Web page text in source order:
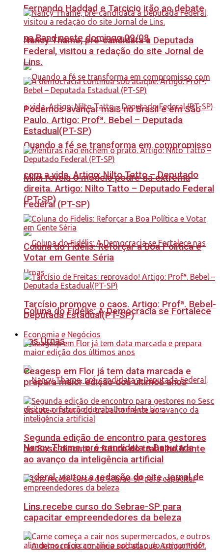
Fernando Haddad e Tarcicio irão ao debate
na Band neste domingo 09/08
Quando a fé se transforma em compromisso
com a vida. Artigo: Nilto Tatto – Deputado
Federal (PT-SP)
Coluna do Fidélis: A Democracia se Fortalece
nas Urnas
Nancy Thame, pré-candidata a Deputada
Federal, visitou a redação do site Jornal de
Lins.
Nancy Thame, pré-candidata a Deputada
Federal, visitou a redação do site Jornal de
Lins.
Podemos avançar mais no Brasil e em São
Paulo. Artigo: Profª. Bebel – Deputada
Estadual(PT-SP)
Milei revela o modelo podre da extrema
direita. Artigo: Nilto Tatto – Deputado Federal
(PT-SP)
Coluna do Fidelis: Reforçar a Boa Política e
Votar em Gente Séria
Tarcísio promove o caos. Artigo: Profª. Bebel-
Deputada Estadual(PT-SP)
Economia e Negócios
Ceagesp em Flor já tem data marcada e
prepara maior edição dos últimos anos
Segunda edição de encontro para gestores
no Sesc discute o futuro do trabalho frente
ao avanço da inteligência artificial
Lins recebe curso do Sebrae-SP para
capacitar empreendedores da beleza